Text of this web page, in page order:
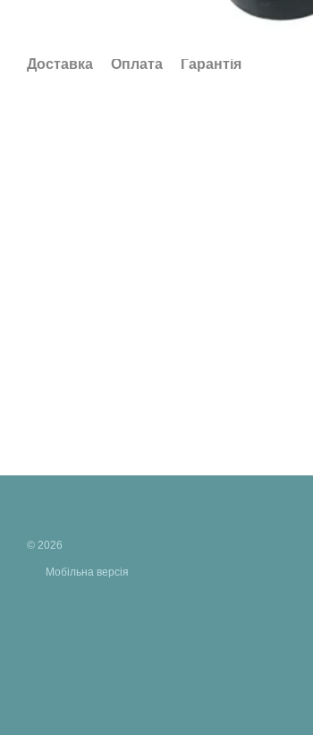
Доставка Оплата Гарантія
© 2026
Мобільна версія